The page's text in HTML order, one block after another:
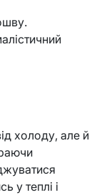
холоду, але й
у теплі і